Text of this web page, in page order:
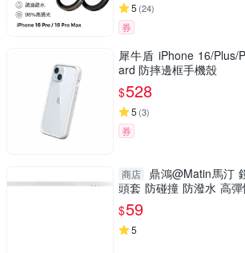
5 (24)
券
犀牛盾 iPhone 16/Plus/
ard 防摔邊框手機殼
$528
5 (3)
券
商店
鼎鴻@Matin馬汀
頭套 防碰撞 防潑水 高
套
$59
5